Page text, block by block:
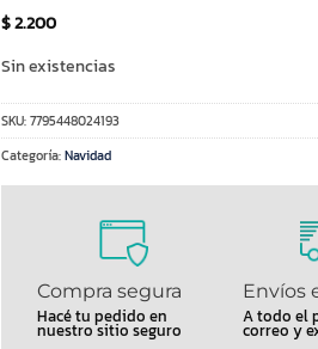
$2.200
Sin existencias
SKU:7795448024193
Categoría:Navidad
Compra segura
Hacé tu pedido en
nuestro sitio seguro
Envíos
A todo el
correo y